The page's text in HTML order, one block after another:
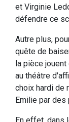
et Virginie
défendre ce
Autre plus,
quête de
la pièce
au théâtre
choix hardi de
Emilie par des